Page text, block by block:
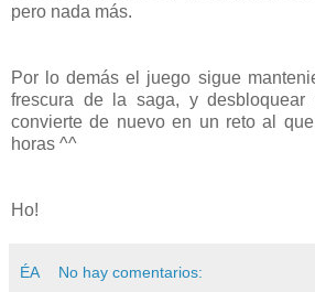
pero nada más.
Por lo demás el juego sigue
frescura de la saga, y
convierte de nuevo en un reto al
horas ^^
Ho!
ÉA No hay comentarios: